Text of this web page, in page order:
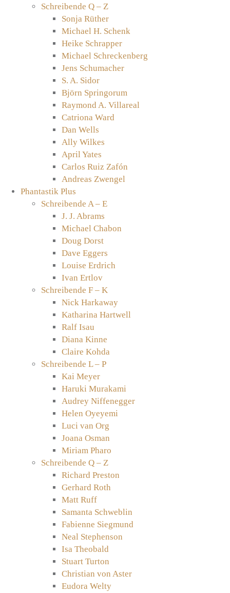
Schreibende Q – Z
Sonja Rüther
Michael H. Schenk
Heike Schrapper
Michael Schreckenberg
Jens Schumacher
S. A. Sidor
Björn Springorum
Raymond A. Villareal
Catriona Ward
Dan Wells
Ally Wilkes
April Yates
Carlos Ruiz Zafón
Andreas Zwengel
Phantastik Plus
Schreibende A – E
J. J. Abrams
Michael Chabon
Doug Dorst
Dave Eggers
Louise Erdrich
Ivan Ertlov
Schreibende F – K
Nick Harkaway
Katharina Hartwell
Ralf Isau
Diana Kinne
Claire Kohda
Schreibende L – P
Kai Meyer
Haruki Murakami
Audrey Niffenegger
Helen Oyeyemi
Luci van Org
Joana Osman
Miriam Pharo
Schreibende Q – Z
Richard Preston
Gerhard Roth
Matt Ruff
Samanta Schweblin
Fabienne Siegmund
Neal Stephenson
Isa Theobald
Stuart Turton
Christian von Aster
Eudora Welty